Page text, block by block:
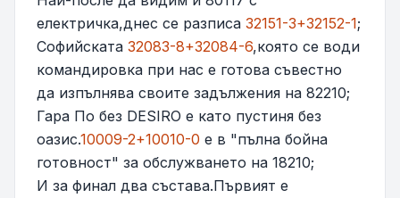
електричка,днес се разписа 32151-3+32152-1;
Софийската 32083-8+32084-6,която се води
командировка при нас е готова съвестно
да изпълнява своите задължения на 82210;
Гара По без DESIRO е като пустиня без
оазис.10009-2+10010-0 е в "пълна бойна
готовност" за обслужването на 18210;
И за финал два състава.Първият е